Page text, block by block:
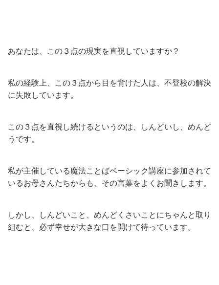
あなたは、この３点の現実を直視していますか？
私の経験上、この３点から目を背けた人は、不登校の解決
に失敗しています。
この３点を直視し続けるというのは、しんどいし、めんど
うです。
私が主催している魔法ことばベーシック講座に参加されて
いるお母さんたちからも、その言葉をよくお聞きします。
しかし、しんどいこと、めんどくさいことにちゃんと取り
組むと、必ず幸せが大きな口を開けて待っています。